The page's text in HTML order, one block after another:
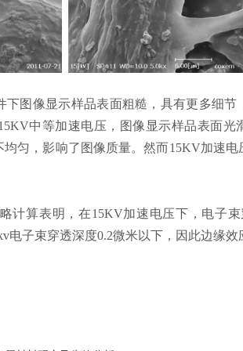
图像显示样品表面粗糙，具有更多细节
中等加速电压，图像显示样品表面光
匀，影响了图像质量。然而15KV加速电
计算表明，在15KV加速电压下，电子
子束穿透深度0.2微米以下，因此边缘效